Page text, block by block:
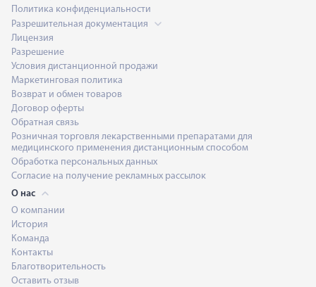
Политика конфиденциальности
Разрешительная документация
Лицензия
Разрешение
Условия дистанционной продажи
Маркетинговая политика
Возврат и обмен товаров
Договор оферты
Обратная связь
Розничная торговля лекарственными препаратами для
медицинского применения дистанционным способом
Обработка персональных данных
Согласие на получение рекламных рассылок
О нас
О компании
История
Команда
Контакты
Благотворительность
Оставить отзыв